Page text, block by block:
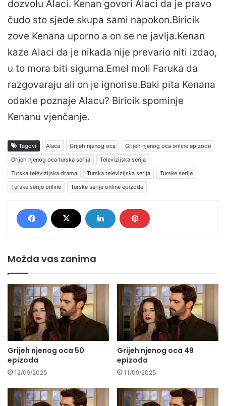
dozvolu Alaci. Kenan govori Alaci da je pravo
čudo sto sjede skupa sami napokon.Biricik
zove Kenana uporno a on se ne javlja.Kenan
kaze Alaci da je nikada nije prevario niti izdao,
u to mora biti sigurna.Emel moli Faruka da
razgovaraju ali on je ignorise.Baki pita Kenana
odakle poznaje Alacu? Biricik spominje
Kenanu vjenčanje.
Tagovi Alaca Grijeh njenog oca
Grijeh njenog oca online epizode
Grijeh njenog oca turska serija
Televizijska serija
Turska televizijska drama
Turska televizijska serija
Turske serije
Turske serije online
Turske serije online epizode
Možda vas zanima
Grijeh njenog oca 50
epizoda
12/09/2025
Grijeh njenog oca 49
epizoda
11/09/2025